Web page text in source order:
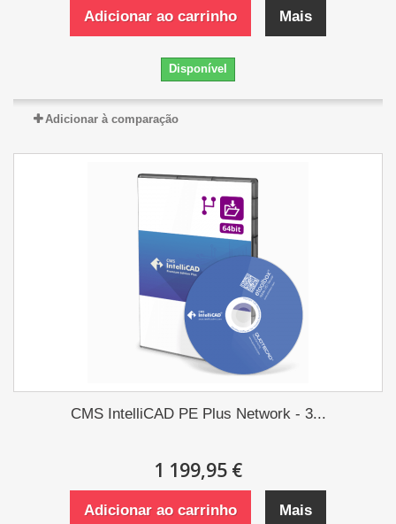
Adicionar ao carrinho Mais
Disponível
Adicionar à comparação
CMS IntelliCAD PE Plus Network - 3...
1 199,95 €
Adicionar ao carrinho Mais